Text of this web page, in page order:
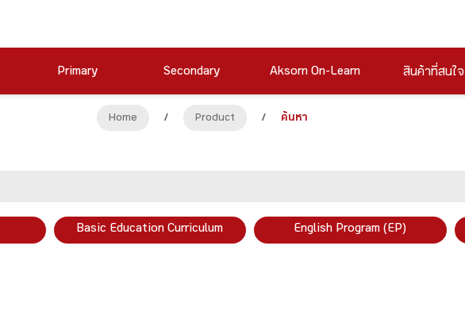
Primary Secondary Aksorn On-Learn สินค้าที่สนใจ
Home / Product / ค้นหา
Basic Education Curriculum English Program (EP)